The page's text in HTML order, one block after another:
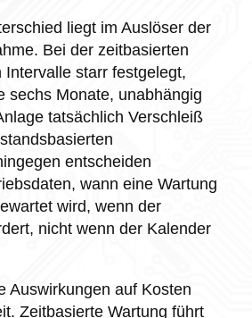
liegt im Auslöser der
Bei der zeitbasierten
Intervalle starr festgelegt,
sechs Monate, unabhängig
tatsächlich Verschleiß
entscheiden
wann eine Wartung
wird, wenn der
nicht wenn der Kalender
Auswirkungen auf Kosten
Zeitbasierte Wartung führt